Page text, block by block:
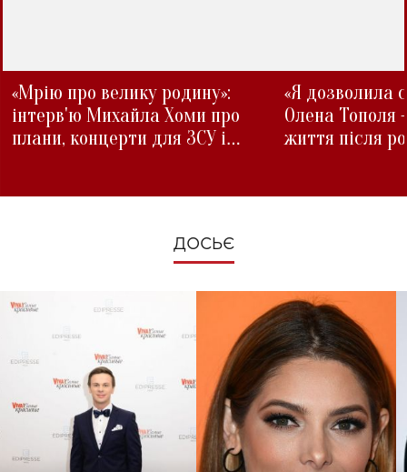
«Мрію про велику родину»:
інтерв'ю Михайла Хоми про
плани, концерти для ЗСУ і
«Я дозволила
Олена Тополя
життя після
ДОСЬЄ